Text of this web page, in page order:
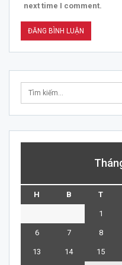
next time I comment.
H B T
1
6 7 8
13 14 15